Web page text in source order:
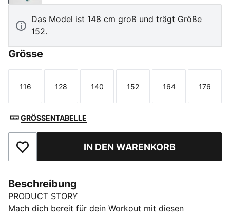
Das Model ist 148 cm groß und trägt Größe
152.
Grösse
Größe
116
Größe
128
Größe
140
Größe
152
Größe
164
Größe
176
GRÖSSENTABELLE
Zu Favoriten hinzufügenIN DEN WARENKORB
Beschreibung
PRODUCT STORY
Mach dich bereit für dein Workout mit diesen